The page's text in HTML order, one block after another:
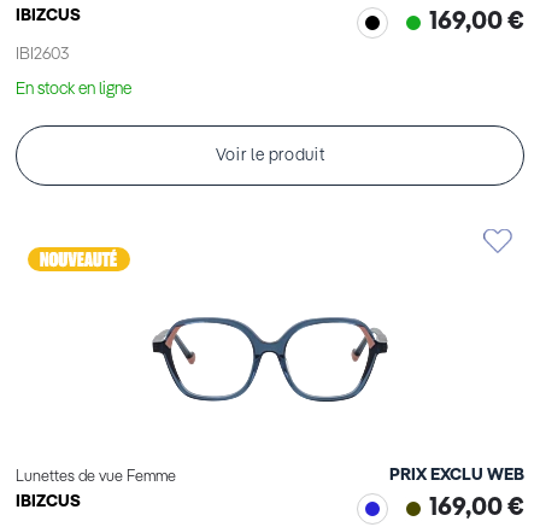
IBIZCUS
IBI2603
169,00 €
En stock en ligne
Voir le produit
Lunettes de vue Femme
IBIZCUS
PRIX EXCLU WEB
169,00 €